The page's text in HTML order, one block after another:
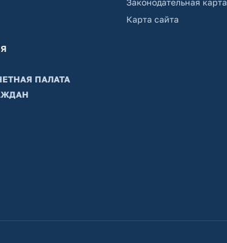
ПАЛАТА
Законодательная карта
Карта сайта